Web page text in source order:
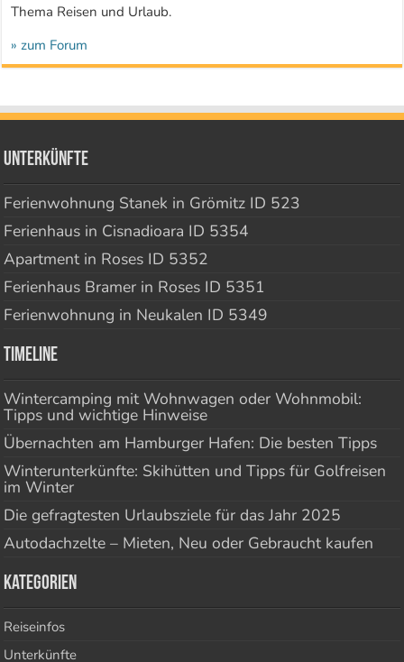
Thema Reisen und Urlaub.
» zum Forum
Unterkünfte
Ferienwohnung Stanek in Grömitz ID 523
Ferienhaus in Cisnadioara ID 5354
Apartment in Roses ID 5352
Ferienhaus Bramer in Roses ID 5351
Ferienwohnung in Neukalen ID 5349
Timeline
Wintercamping mit Wohnwagen oder Wohnmobil:
Tipps und wichtige Hinweise
Übernachten am Hamburger Hafen: Die besten Tipps
Winterunterkünfte: Skihütten und Tipps für Golfreisen
im Winter
Die gefragtesten Urlaubsziele für das Jahr 2025
Autodachzelte – Mieten, Neu oder Gebraucht kaufen
Kategorien
Reiseinfos
Unterkünfte